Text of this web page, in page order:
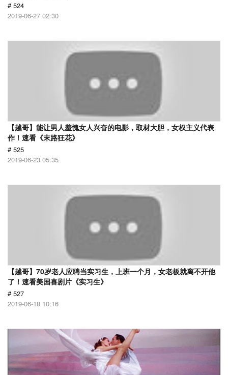
# 524
2019-06-27 02:30
【越哥】能让男人羞愧女人兴奋的电影，取材大胆，女权主义代表
作！速看《末路狂花》
# 525
2019-06-23 05:35
【越哥】70岁老人应聘当实习生，上班一个月，女老板就离不开他
了！速看美国喜剧片《实习生》
# 527
2019-06-18 10:16